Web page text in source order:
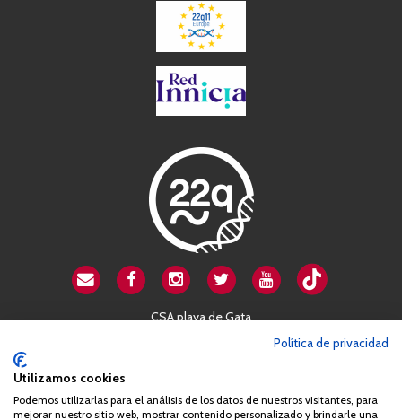
CSA playa de Gata
Avenida Cardenal Herrera Oria, 80BPolítica de privacidad
Utilizamos cookies
Podemos utilizarlas para el análisis de los datos de nuestros visitantes, para
mejorar nuestro sitio web, mostrar contenido personalizado y brindarle una